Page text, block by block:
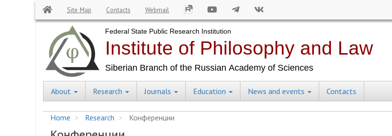
Site Map Contacts Webmail
Central
About Research Journals Education News and events Contacts
Home Research Конференции